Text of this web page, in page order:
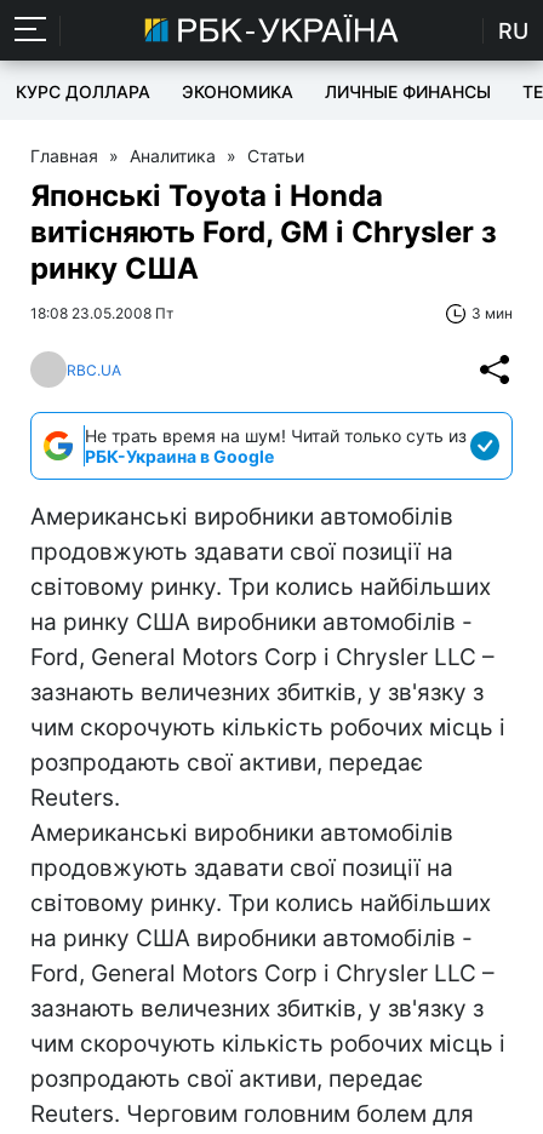
RU
КУРС ДОЛЛАРА ЭКОНОМИКА ЛИЧНЫЕ ФИНАНСЫ
Главная » Аналитика » Статьи
Японські Toyota і Honda
витісняють Ford, GM і Chrysler з
ринку США
18:08 23.05.2008 Пт 3 мин
RBC.UA
Не трать время на шум! Читай только суть из
РБК-Украина в Google
Американські виробники автомобілів
продовжують здавати свої позиції на
світовому ринку. Три колись найбільших
на ринку США виробники автомобілів -
Ford, General Motors Corp і Chrysler LLC –
зазнають величезних збитків, у зв'язку з
чим скорочують кількість робочих місць і
розпродають свої активи, передає
Reuters.
Американські виробники автомобілів
продовжують здавати свої позиції на
світовому ринку. Три колись найбільших
на ринку США виробники автомобілів -
Ford, General Motors Corp і Chrysler LLC –
зазнають величезних збитків, у зв'язку з
чим скорочують кількість робочих місць і
розпродають свої активи, передає
Reuters. Черговим головним болем для